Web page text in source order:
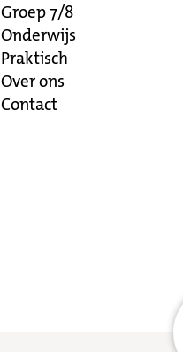
Groep 7/8
Onderwijs
Praktisch
Over ons
Contact